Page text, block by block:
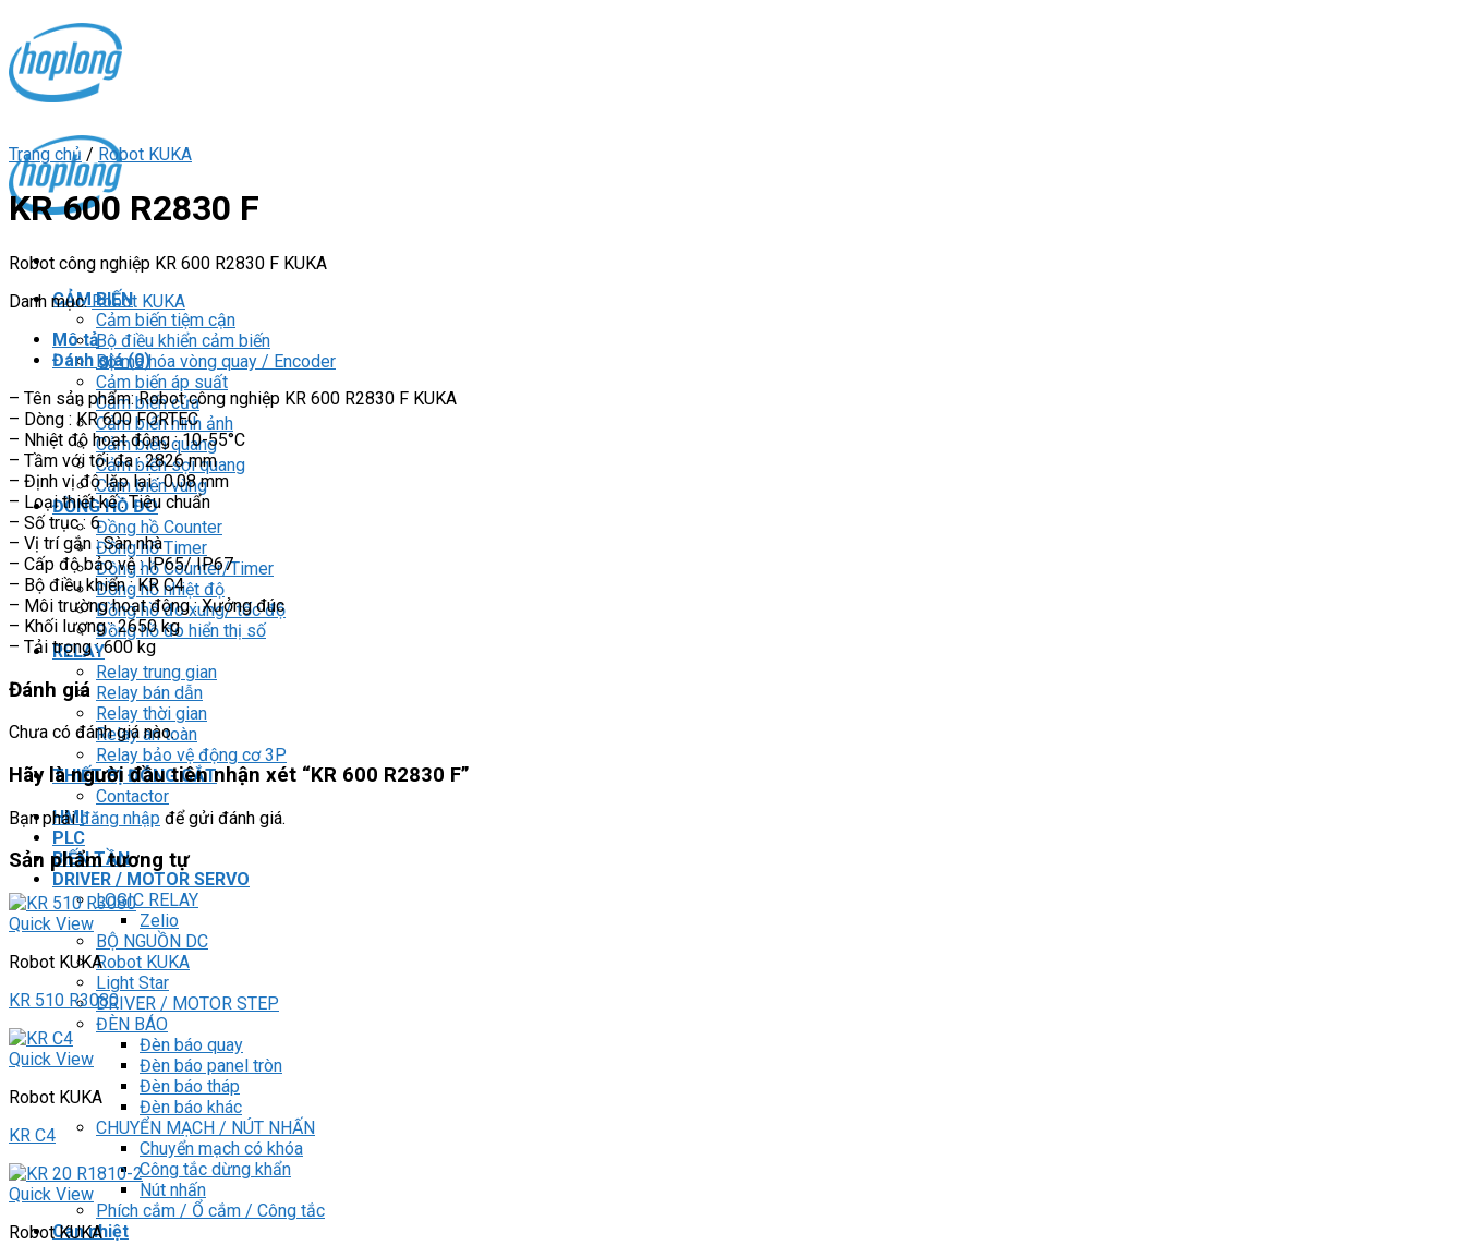
content
CẢM BIẾN
Cảm biến tiệm cận
Bộ điều khiển cảm biến
Bộ mã hóa vòng quay / Encoder
Cảm biến áp suất
Cảm biến cửa
Cảm biến hình ảnh
Cảm biến quang
Cảm biến sợi quang
Cảm biến vùng
ĐỒNG HỒ ĐO
Đồng hồ Counter
Đồng hồ Timer
Đồng hồ Counter/Timer
Đồng hồ nhiệt độ
Đồng hồ đo xung/ tốc độ
Đồng hồ đo hiển thị số
RELAY
Relay trung gian
Relay bán dẫn
Relay thời gian
Relay an toàn
Relay bảo vệ động cơ 3P
THIẾT BỊ ĐÓNG CẮT
Contactor
HMI
PLC
BIẾN TẦN
DRIVER / MOTOR SERVO
LOGIC RELAY
Zelio
BỘ NGUỒN DC
Robot KUKA
Light Star
DRIVER / MOTOR STEP
ĐÈN BÁO
Đèn báo quay
Đèn báo panel tròn
Đèn báo tháp
Đèn báo khác
CHUYỂN MẠCH / NÚT NHẤN
Chuyển mạch có khóa
Công tắc dừng khẩn
Nút nhấn
Phích cắm / Ổ cắm / Công tắc
Can nhiệt
Trang chủ / Robot KUKA
KR 600 R2830 F
Robot công nghiệp KR 600 R2830 F KUKA
Danh mục:Robot KUKA
Mô tả
Đánh giá (0)
– Tên sản phẩm: Robot công nghiệp KR 600 R2830 F KUKA
– Dòng : KR 600 FORTEC
– Nhiệt độ hoạt động : 10-55°C
– Tầm với tối đa : 2826 mm
– Định vị độ lặp lại : 0.08 mm
– Loại thiết kế : Tiêu chuẩn
– Số trục : 6
– Vị trí gắn : Sàn nhà
– Cấp độ bảo vệ : IP65/ IP67
– Bộ điều khiển : KR C4
– Môi trường hoạt động : Xưởng đúc
– Khối lượng : 2650 kg
– Tải trọng : 600 kg
Đánh giá
Chưa có đánh giá nào.
Hãy là người đầu tiên nhận xét “KR 600 R2830 F”
Bạn phảiđăng nhập để gửi đánh giá.
Sản phẩm tương tự
Quick View
Robot KUKA
KR 510 R3080
Quick View
Robot KUKA
KR C4
Quick View
Robot KUKA